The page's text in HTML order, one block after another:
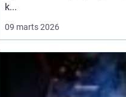
k...
09 marts 2026